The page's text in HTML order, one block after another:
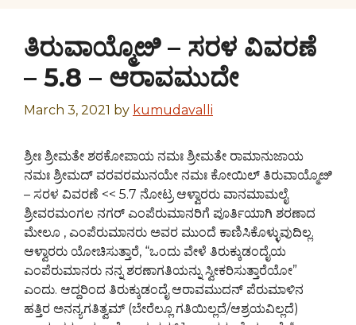
ತಿರುವಾಯ್ಮೊೞಿ – ಸರಳ ವಿವರಣೆ
– 5.8 – ಆರಾವಮುದೇ
March 3, 2021 by kumudavalli
ಶ್ರೀಃ ಶ್ರೀಮತೇ ಶಠಕೋಪಾಯ ನಮಃ ಶ್ರೀಮತೇ ರಾಮಾನುಜಾಯ
ನಮಃ ಶ್ರೀಮದ್ ವರವರಮುನಯೇ ನಮಃ ಕೋಯಿಲ್ ತಿರುವಾಯ್ಮೊೞಿ
– ಸರಳ ವಿವರಣೆ << 5.7 ನೋಟ್ರ ಆಳ್ವಾರರು ವಾನಮಾಮಲೈ
ಶ್ರೀವರಮಂಗಲ ನಗರ್ ಎಂಪೆರುಮಾನರಿಗೆ ಪೂರ್ತಿಯಾಗಿ ಶರಣಾದ
ಮೇಲೂ , ಎಂಪೆರುಮಾನರು ಅವರ ಮುಂದೆ ಕಾಣಿಸಿಕೊಳ್ಳುವುದಿಲ್ಲ.
ಆಳ್ವಾರರು ಯೋಚಿಸುತ್ತಾರೆ, “ಒಂದು ವೇಳೆ ತಿರುಕ್ಕುಡಂದೈಯ
ಎಂಪೆರುಮಾನರು ನನ್ನ ಶರಣಾಗತಿಯನ್ನು ಸ್ವೀಕರಿಸುತ್ತಾರೆಯೋ”
ಎಂದು. ಆದ್ದರಿಂದ ತಿರುಕ್ಕುಡಂದೈ ಆರಾವಮುದನ್ ಪೆರುಮಾಳಿನ
ಹತ್ತಿರ ಅನನ್ಯಗತಿತ್ವಮ್ (ಬೇರೆಲ್ಲೂ ಗತಿಯಿಲ್ಲದೆ/ಆಶ್ರಯವಿಲ್ಲದೆ)